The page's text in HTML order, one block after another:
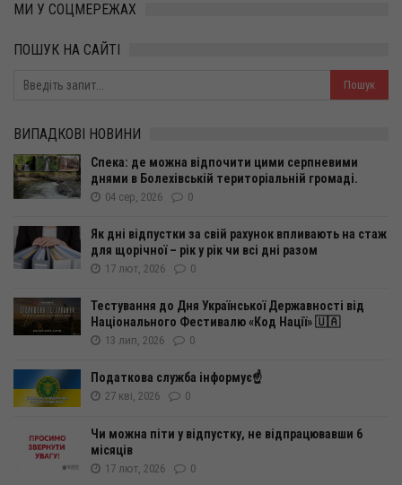
МИ У СОЦМЕРЕЖАХ
ПОШУК НА САЙТІ
ВИПАДКОВІ НОВИНИ
Спека: де можна відпочити цими серпневими
днями в Болехівській територіальній громаді.
04 сер, 2026 0
Як дні відпустки за свій рахунок впливають на стаж
для щорічної – рік у рік чи всі дні разом
17 лют, 2026 0
Тестування до Дня Української Державності від
Національного Фестивалю «Код Нації» 🇺🇦
13 лип, 2026 0
Податкова служба інформує☝️
27 кві, 2026 0
Чи можна піти у відпустку, не відпрацювавши 6
місяців
17 лют, 2026 0